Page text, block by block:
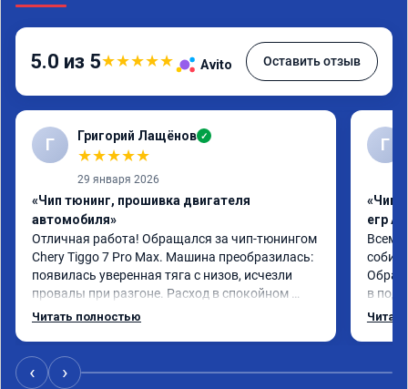
5.0 из 5★★★★★ Avito Оставить отзыв
Г Григорий Лащёнов ✓
★★★★★
29 января 2026
«Чип тюнинг, прошивка двигателя
автомобиля»
Отличная работа! Обращался за чип-тюнингом
Chery Tiggo 7 Pro Max. Машина преобразилась:
появилась уверенная тяга с низов, исчезли
провалы при разгоне. Расход в спокойном
режиме даже немного снизился. Все сделали
Читать полностью
Г
«Чип
егр
Всем
в
‹ ›